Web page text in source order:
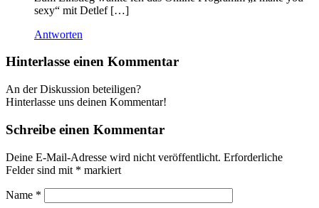
sexy“ mit Detlef […]
Antworten
Hinterlasse einen Kommentar
An der Diskussion beteiligen?
Hinterlasse uns deinen Kommentar!
Schreibe einen Kommentar
Deine E-Mail-Adresse wird nicht veröffentlicht. Erforderliche
Felder sind mit * markiert
Name *